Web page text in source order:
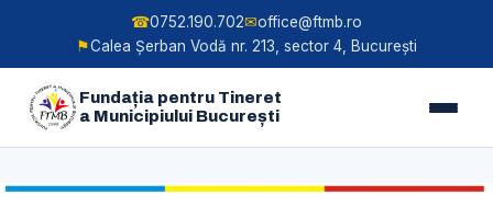
☎0752.190.702✉office@ftmb.ro
⚑Calea Șerban Vodă nr. 213, sector 4, București
Fundația pentru Tineret
a Municipiului București
to